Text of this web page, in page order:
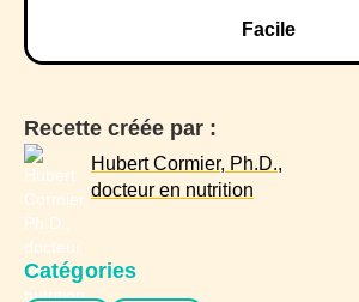
Facile
Recette créée par :
Hubert Cormier, Ph.D.,
docteur en nutrition
Catégories